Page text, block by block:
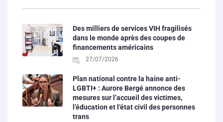
Des milliers de services VIH fragilisés
dans le monde après des coupes de
financements américains
27/07/2026
Plan national contre la haine anti-
LGBTI+ : Aurore Bergé annonce des
mesures sur l’accueil des victimes,
l’éducation et l’état civil des personnes
trans